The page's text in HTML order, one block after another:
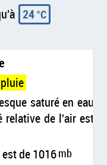
24°C
saturé en eau
relative de l'air est
de 1016mb